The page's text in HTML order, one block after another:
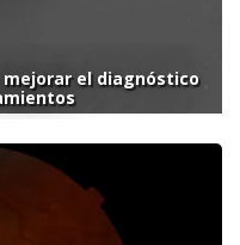
mejorar el diagnóstico